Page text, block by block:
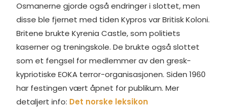
Osmanerne gjorde også endringer i slottet, men
disse ble fjernet med tiden Kypros var Britisk Koloni.
Britene brukte Kyrenia Castle, som politiets
kaserner og treningskole. De brukte også slottet
som et fengsel for medlemmer av den gresk-
kypriotiske EOKA terror-organisasjonen. Siden 1960
har festingen vært åpnet for publikum. Mer
detaljert info: Det norske leksikon